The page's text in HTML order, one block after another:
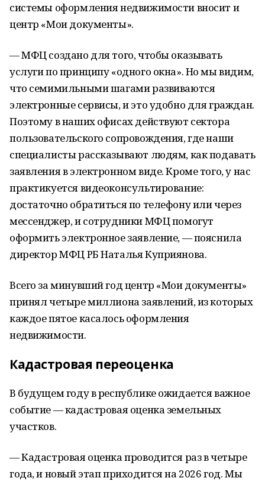
системы оформления недвижимости вносит и
центр «Мои документы».
— МФЦ создано для того, чтобы оказывать
услуги по принципу «одного окна». Но мы видим,
что семимильными шагами развиваются
электронные сервисы, и это удобно для граждан.
Поэтому в наших офисах действуют сектора
пользовательского сопровождения, где наши
специалисты рассказывают людям, как подавать
заявления в электронном виде. Кроме того, у нас
практикуется видеоконсультирование:
достаточно обратиться по телефону или через
мессенджер, и сотрудники МФЦ помогут
оформить электронное заявление, — пояснила
директор МФЦ РБ Наталья Куприянова.
Всего за минувший год центр «Мои документы»
принял четыре миллиона заявлений, из которых
каждое пятое касалось оформления
недвижимости.
Кадастровая переоценка
В будущем году в республике ожидается важное
событие — кадастровая оценка земельных
участков.
— Кадастровая оценка проводится раз в четыре
года, и новый этап приходится на 2026 год. Мы